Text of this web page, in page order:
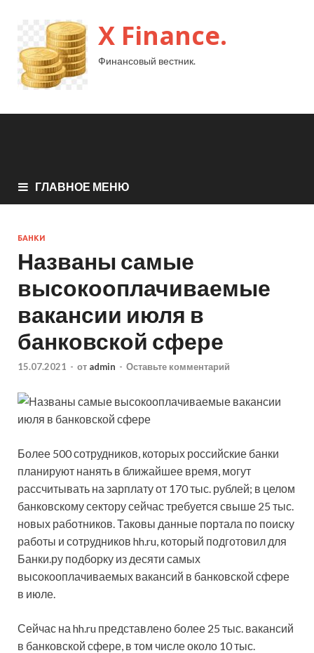
X Finance.
Финансовый вестник.
ГЛАВНОЕ МЕНЮ
БАНКИ
Названы самые
высокооплачиваемые
вакансии июля в
банковской сфере
15.07.2021 - от admin - Оставьте комментарий
Более 500 сотрудников, которых российские банки
планируют нанять в ближайшее время, могут
рассчитывать на зарплату от 170 тыс. рублей; в целом
банковскому сектору сейчас требуется свыше 25 тыс.
новых работников. Таковы данные портала по поиску
работы и сотрудников hh.ru, который подготовил для
Банки.ру подборку из десяти самых
высокооплачиваемых вакансий в банковской сфере
в июле.
Сейчас на hh.ru представлено более 25 тыс. вакансий
в банковской сфере, в том числе около 10 тыс.